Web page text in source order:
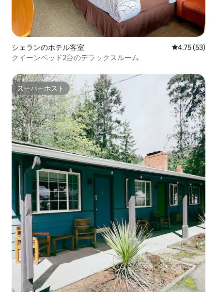
シェランのホテル客室 レビュー53
4.75 (53)
クイーンベッド2台のデラックスルーム
スーパーホスト
スーパーホスト